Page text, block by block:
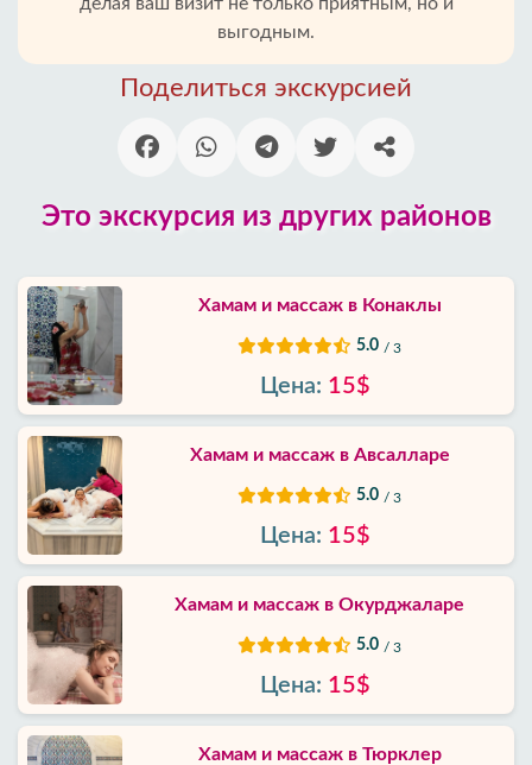
Алании
отзывы
нас
Услуги
Условия
положения
Политика
приватности
Контакты
выгодным.
Поделиться экскурсией
Это экскурсия из других районов
Хамам и массаж в Конаклы
5.0 / 3
Цена: 15$
Хамам и массаж в Авсалларе
5.0 / 3
Цена: 15$
Хамам и массаж в Окурджаларе
5.0 / 3
Цена: 15$
Хамам и массаж в Тюрклер